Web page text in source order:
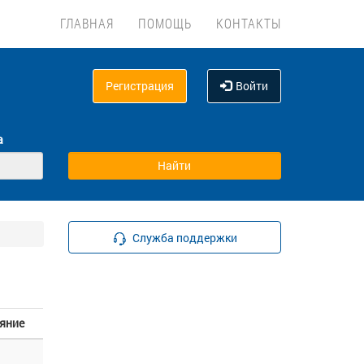
ГЛАВНАЯ ПОМОЩЬ КОНТАКТЫ
Регистрация Войти
Служба поддержки